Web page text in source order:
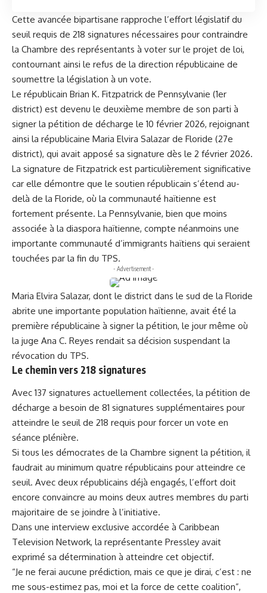
Cette avancée bipartisane rapproche l’effort législatif du
seuil requis de 218 signatures nécessaires pour contraindre
la Chambre des représentants à voter sur le projet de loi,
contournant ainsi le refus de la direction républicaine de
soumettre la législation à un vote.
Le républicain Brian K. Fitzpatrick de Pennsylvanie (1er
district) est devenu le deuxième membre de son parti à
signer la pétition de décharge le 10 février 2026, rejoignant
ainsi la républicaine Maria Elvira Salazar de Floride (27e
district), qui avait apposé sa signature dès le 2 février 2026.
La signature de Fitzpatrick est particulièrement significative
car elle démontre que le soutien républicain s’étend au-
delà de la Floride, où la communauté haïtienne est
fortement présente. La Pennsylvanie, bien que moins
associée à la diaspora haïtienne, compte néanmoins une
importante communauté d’immigrants haïtiens qui seraient
touchées par la fin du TPS.
- Advertisement -
Maria Elvira Salazar, dont le district dans le sud de la Floride
abrite une importante population haïtienne, avait été la
première républicaine à signer la pétition, le jour même où
la juge Ana C. Reyes rendait sa décision suspendant la
révocation du TPS.
Le chemin vers 218 signatures
Avec 137 signatures actuellement collectées, la pétition de
décharge a besoin de 81 signatures supplémentaires pour
atteindre le seuil de 218 requis pour forcer un vote en
séance plénière.
Si tous les démocrates de la Chambre signent la pétition, il
faudrait au minimum quatre républicains pour atteindre ce
seuil. Avec deux républicains déjà engagés, l’effort doit
encore convaincre au moins deux autres membres du parti
majoritaire de se joindre à l’initiative.
Dans une interview exclusive accordée à Caribbean
Television Network, la représentante Pressley avait
exprimé sa détermination à atteindre cet objectif.
“Je ne ferai aucune prédiction, mais ce que je dirai, c’est : ne
me sous-estimez pas, moi et la force de cette coalition”,